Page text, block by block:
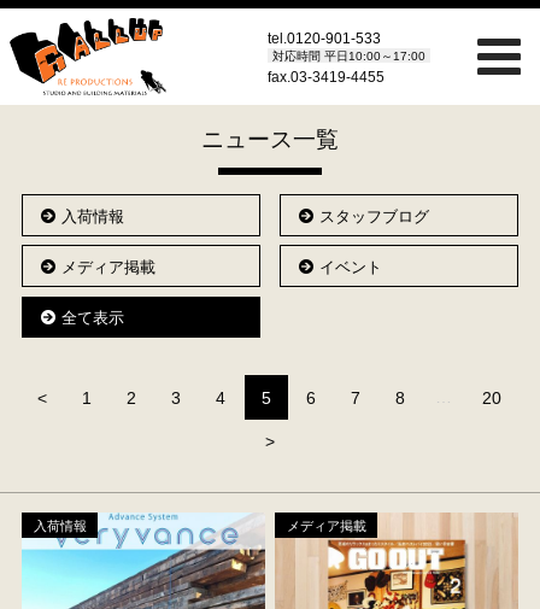
tel.0120-901-533
対応時間 平日10:00～17:00
fax.03-3419-4455
ニュース一覧
入荷情報 スタッフブログ
メディア掲載 イベント
全て表示
< 1 2 3 4 5（こ
の
ペ
6 7 8 … 20
>
入荷情報 メディア掲載